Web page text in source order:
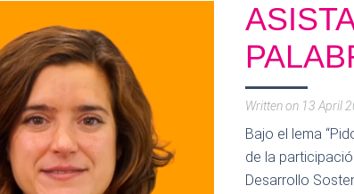
Written on 13 April
Bajo el lema
de la
Desarrollo